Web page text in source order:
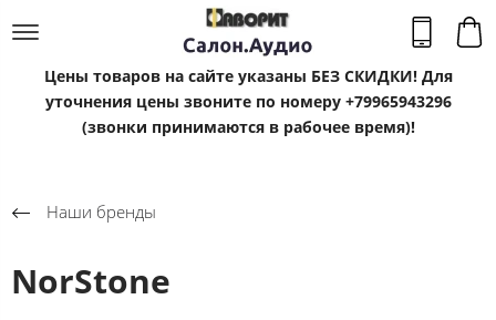
Цены товаров на сайте указаны БЕЗ СКИДКИ! Для
уточнения цены звоните по номеру +79965943296
(звонки принимаются в рабочее время)!
Наши бренды
NorStone